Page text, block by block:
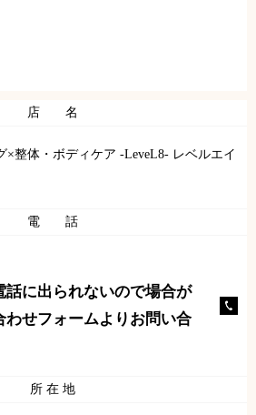
店 名
×整体・ボディケア -LeveL8- レベルエイ
電 話
話に出られないので場合が
わせフォームよりお問い合
所 在 地